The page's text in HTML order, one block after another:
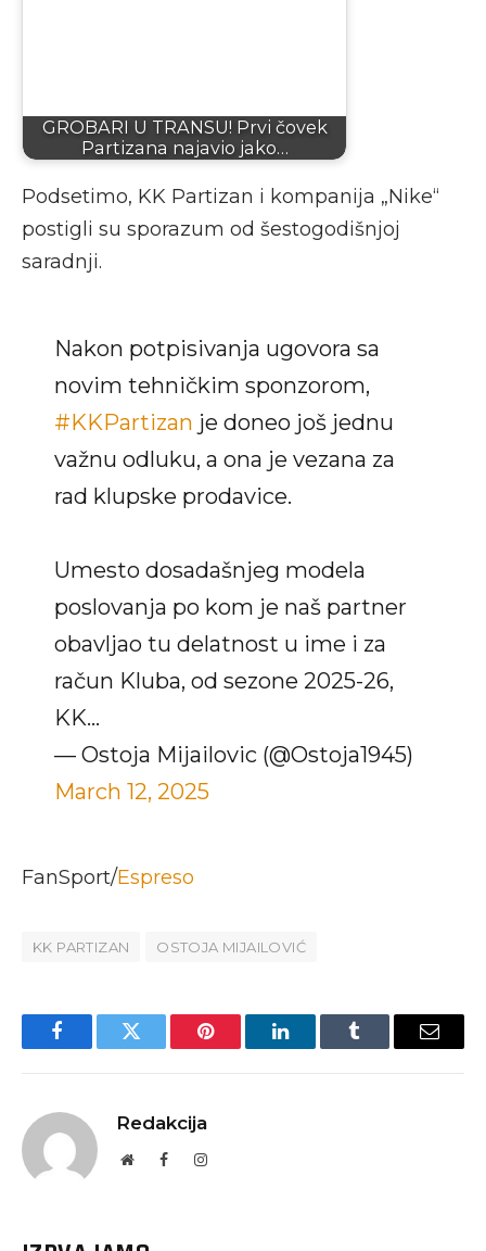
GROBARI U TRANSU! Prvi čovek
Partizana najavio jako…
Podsetimo, KK Partizan i kompanija „Nike“
postigli su sporazum od šestogodišnjoj
saradnji.
Nakon potpisivanja ugovora sa
novim tehničkim sponzorom,
#KKPartizan je doneo još jednu
važnu odluku, a ona je vezana za
rad klupske prodavice.
Umesto dosadašnjeg modela
poslovanja po kom je naš partner
obavljao tu delatnost u ime i za
račun Kluba, od sezone 2025-26,
KK…
— Ostoja Mijailovic (@Ostoja1945)
March 12, 2025
FanSport/Espreso
KK PARTIZAN OSTOJA MIJAILOVIĆ
FacebookTwitter Pinterest LinkedInTumblr Email
Redakcija
WebsiteFacebookInstagram